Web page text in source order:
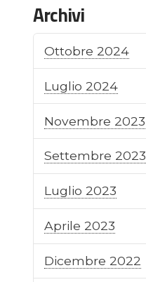
Archivi
Ottobre 2024
Luglio 2024
Novembre 2023
Settembre 2023
Luglio 2023
Aprile 2023
Dicembre 2022